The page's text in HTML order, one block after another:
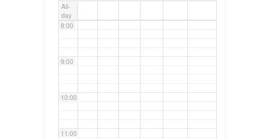
All-
day
8:00
9:00
10:00
11:00